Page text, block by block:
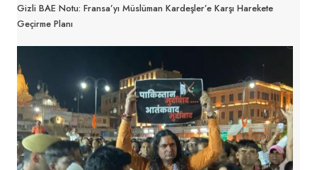
Gizli BAE Notu: Fransa’yı Müslüman Kardeşler’e Karşı Harekete
Geçirme Planı